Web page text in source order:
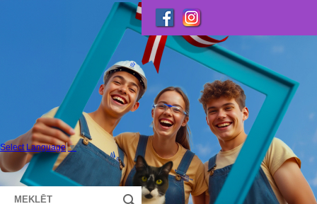
Select Language ▼